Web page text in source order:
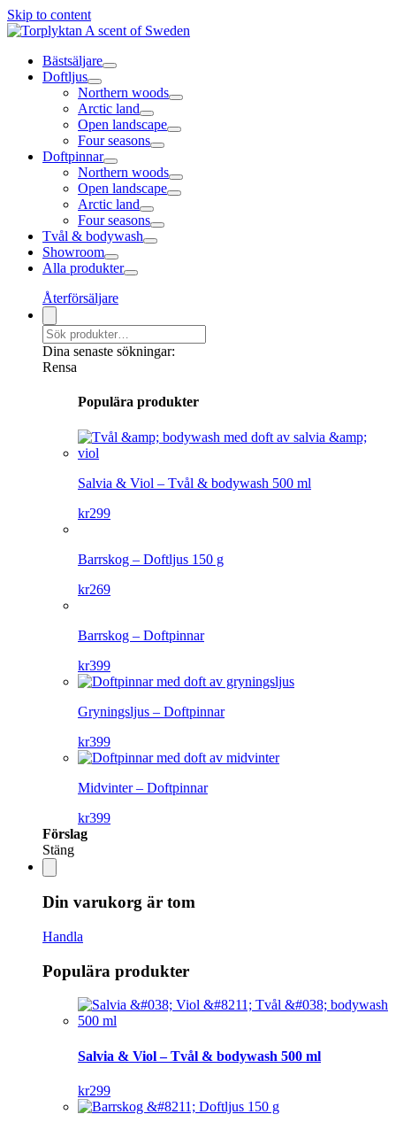
Skip to content
Bästsäljare
Doftljus
Northern woods
Arctic land
Open landscape
Four seasons
Doftpinnar
Northern woods
Open landscape
Arctic land
Four seasons
Tvål & bodywash
Showroom
Alla produkter
Återförsäljare
Dina senaste sökningar:
Rensa
Populära produkter
Salvia & Viol – Tvål & bodywash 500 ml
kr299
Barrskog – Doftljus 150 g
kr269
Barrskog – Doftpinnar
kr399
Gryningsljus – Doftpinnar
kr399
Midvinter – Doftpinnar
kr399
Förslag
Stäng
Din varukorg är tom
Handla
Populära produkter
Salvia & Viol – Tvål & bodywash 500 ml
kr299